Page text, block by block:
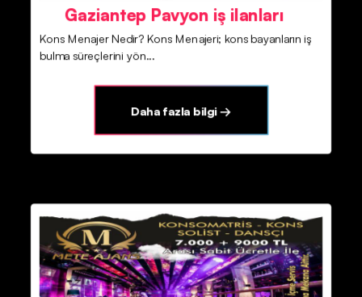
Gaziantep Pavyon iş ilanları
Kons Menajer Nedir? Kons Menajeri; kons bayanların iş
bulma süreçlerini yön...
Daha fazla bilgi →